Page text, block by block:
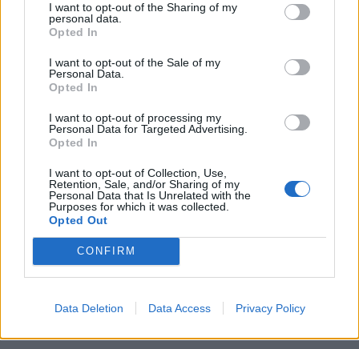
I want to opt-out of the Sharing of my
personal data.
Opted In
I want to opt-out of the Sale of my
Personal Data.
Opted In
I want to opt-out of processing my
Personal Data for Targeted Advertising.
Opted In
I want to opt-out of Collection, Use,
Retention, Sale, and/or Sharing of my
Personal Data that Is Unrelated with the
Purposes for which it was collected.
Opted Out
CONFIRM
Data Deletion Data Access Privacy Policy